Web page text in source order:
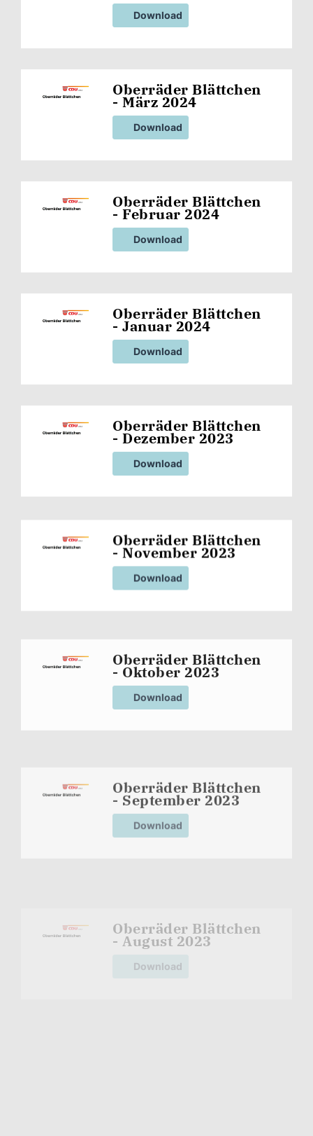
Download
Oberräder Blättchen
- März 2024
Download
Oberräder Blättchen
- Februar 2024
Download
Oberräder Blättchen
- Januar 2024
Download
Oberräder Blättchen
- Dezember 2023
Download
Oberräder Blättchen
- November 2023
Download
Oberräder Blättchen
- Oktober 2023
Download
Download